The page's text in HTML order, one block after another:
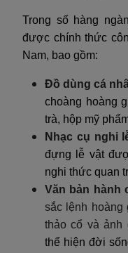
Trong số hàng
được chính thức
Nam, bao gồm:
Đồ dùng cá
choàng hoàng
trà, hộp mỹ
Nhạc cụ nghi
đựng lễ vật
nghi thức quan
Văn bản hành
sắc lệnh hoàng
thảo cổ và ảnh
thể hiện đời